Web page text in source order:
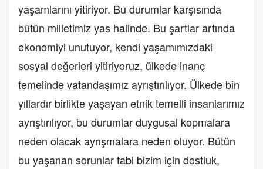
yaşamlarını yitiriyor. Bu durumlar karşısında
bütün milletimiz yas halinde. Bu şartlar artında
ekonomiyi unutuyor, kendi yaşamımızdaki
sosyal değerleri yitiriyoruz, ülkede inanç
temelinde vatandaşımız ayrıştırılıyor. Ülkede bin
yıllardır birlikte yaşayan etnik temelli insanlarımız
ayrıştırılıyor, bu durumlar duygusal kopmalara
neden olacak ayrışmalara neden oluyor. Bütün
bu yaşanan sorunlar tabi bizim için dostluk,